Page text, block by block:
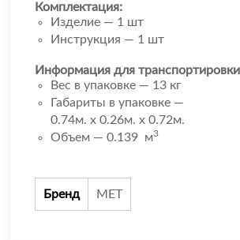
Комплектация:
Изделие — 1 шт
Инструкция — 1 шт
Информация для
Вес в упаковке — 13 кг
Габариты в упаковке —
0.74м. x 0.26м. x 0.72м.
Объем — 0.139 м3
Бренд МЕТ